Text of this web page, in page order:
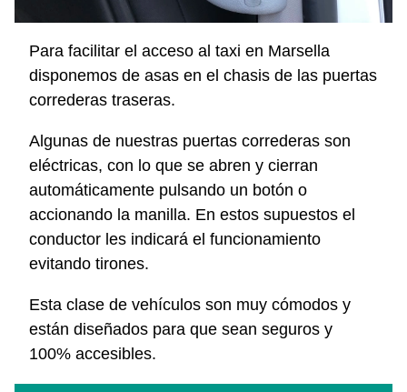
Para facilitar el acceso al taxi en Marsella
disponemos de asas en el chasis de las puertas
correderas traseras.
Algunas de nuestras puertas correderas son
eléctricas, con lo que se abren y cierran
automáticamente pulsando un botón o
accionando la manilla. En estos supuestos el
conductor les indicará el funcionamiento
evitando tirones.
Esta clase de vehículos son muy cómodos y
están diseñados para que sean seguros y
100% accesibles.